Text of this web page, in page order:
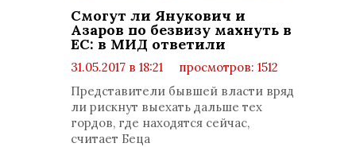
Смогут ли Янукович и
Азаров по безвизу махнуть в
ЕС: в МИД ответили
31.05.2017 в 18:21
просмотров: 1512
комментариев: 0
Представители бывшей власти вряд
ли рискнут выехать дальше тех
гордов, где находятся сейчас,
считает Беца